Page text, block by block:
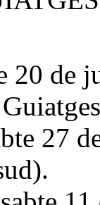
20 de
27